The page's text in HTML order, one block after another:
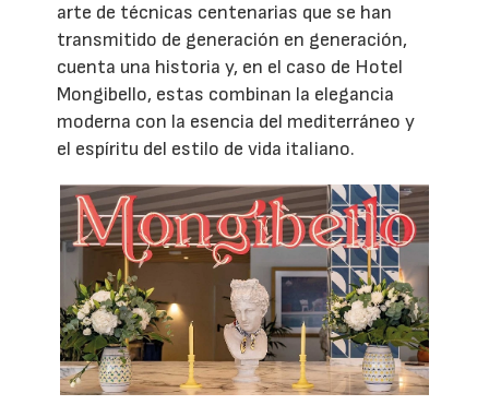
arte de técnicas centenarias que se han
transmitido de generación en generación,
cuenta una historia y, en el caso de Hotel
Mongibello, estas combinan la elegancia
moderna con la esencia del mediterráneo y
el espíritu del estilo de vida italiano.